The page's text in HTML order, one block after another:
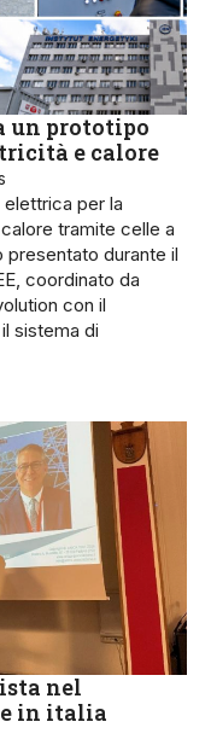
un prototipo
e calore
per la
tramite celle a
durante il
coordinato da
con il
sistema di
nel
in italia